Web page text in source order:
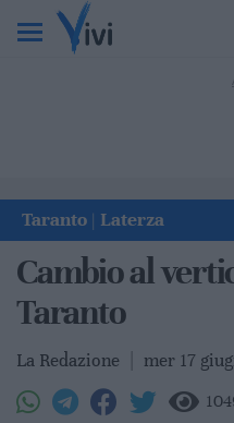
Taranto Laterza
Cambio al
Taranto
La Redazione mer 17